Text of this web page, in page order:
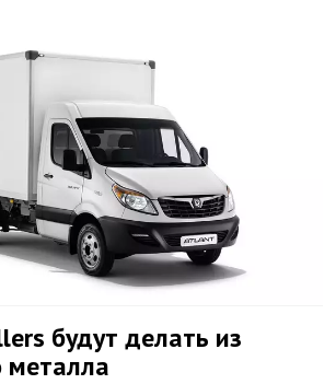
будут делать из
металла